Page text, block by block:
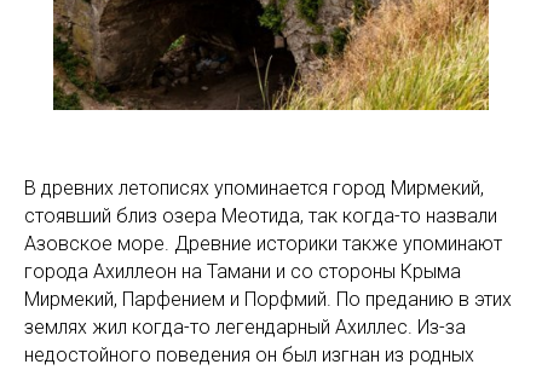
В древних летописях упоминается город Мирмекий,
стоявший близ озера Меотида, так когда-то назвали
Азовское море. Древние историки также упоминают
города Ахиллеон на Тамани и со стороны Крыма
Мирмекий, Парфением и Порфмий. По преданию в этих
землях жил когда-то легендарный Ахиллес. Из-за
недостойного поведения он был изгнан из родных